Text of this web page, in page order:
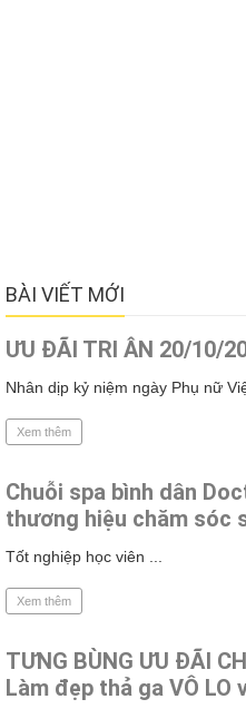
BÀI VIẾT MỚI
ƯU ĐÃI TRI ÂN 20/10/
Nhân dịp kỷ niệm ngày Phụ nữ
Xem thêm
Chuỗi spa bình dân
thương hiệu chăm sóc
Tốt nghiệp học viên ...
Xem thêm
TƯNG BÙNG ƯU ĐÃI
Làm đẹp thả ga VÔ LO